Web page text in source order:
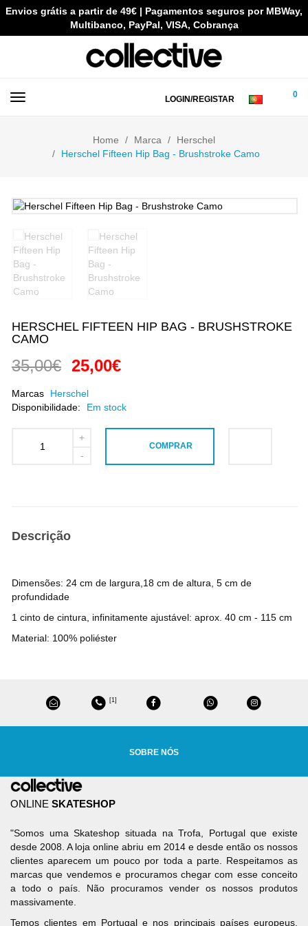
Envios grátis a partir de 49€ | Pagamentos seguros por MBWay,
Multibanco, PayPal, VISA, Cobrança
LOGIN/REGISTAR 0
Home Marca
Herschel
Herschel Fifteen Hip Bag - Brushstroke Camo
HERSCHEL FIFTEEN HIP BAG - BRUSHSTROKE
CAMO
35,00€ 25,00€
Marcas
Herschel
Disponibilidade:
Em stock
COMPRAR
Descrição
Dimensões: 24 cm de largura,18 cm de altura, 5 cm de
profundidade
1 cinto de cintura, infinitamente ajustável: aprox. 40 cm - 115 cm
Material: 100% poliéster
[1]
SOBRE NÓS
ONLINE SKATESHOP
"Somos uma Skateshop situada na Trofa, Portugal que existe
desde 2008. A loja online abriu em 2014 e desde então os nossos
clientes aparecem um pouco por toda a parte. Respeitamos as
marcas que vendemos e procuramos chegar com esse conceito
a todo o país. Não procuramos vender os nossos produtos
massivamente.
Temos clientes em Portugal e nos principais países europeus.